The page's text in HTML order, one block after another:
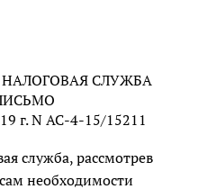
СЛУЖБА
г. N АС-4-15/15211
служба, рассмотрев
необходимости